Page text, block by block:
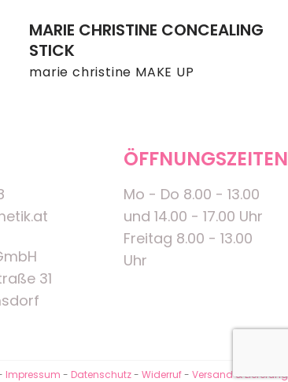
marie christine MAKE UP
MARIE CHRISTINE CONCEALING
STICK
31
ÖFFNUNGSZEITEN
Mo - Do 8.00 - 13.00
und 14.00 - 17.00 Uhr
Freitag 8.00 - 13.00
Uhr
Impressum - Datenschutz- Widerruf- Versand & Lieferung